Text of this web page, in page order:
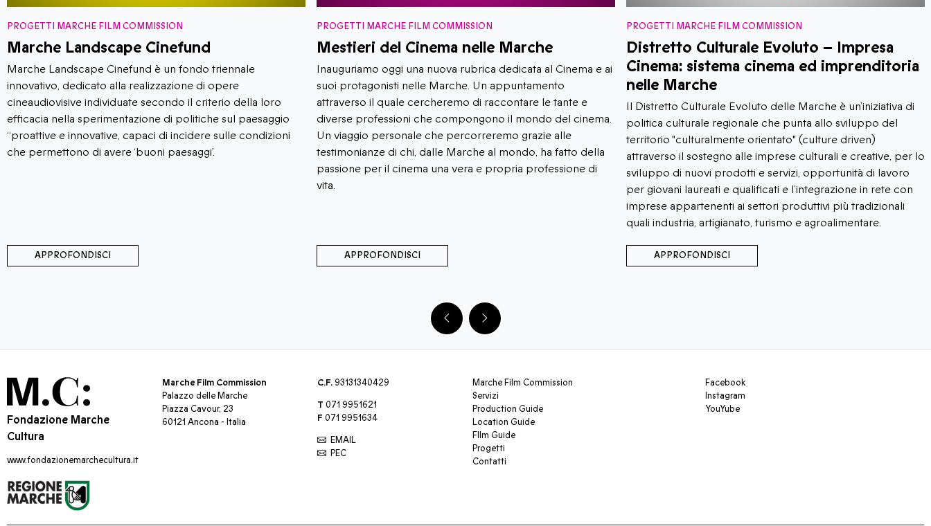
PROGETTI MARCHE FILM COMMISSION
Marche Landscape Cinefund
Marche Landscape Cinefund è un fondo triennale
innovativo, dedicato alla realizzazione di opere
cineaudiovisive individuate secondo il criterio della loro
efficacia nella sperimentazione di politiche sul paesaggio
“proattive e innovative, capaci di incidere sulle condizioni
che permettono di avere ‘buoni paesaggi’.
APPROFONDISCI
PROGETTI MARCHE FILM COMMISSION
Mestieri del Cinema nelle Marche
Inauguriamo oggi una nuova rubrica dedicata al Cinema e ai
suoi protagonisti nelle Marche. Un appuntamento
attraverso il quale cercheremo di raccontare le tante e
diverse professioni che compongono il mondo del cinema.
Un viaggio personale che percorreremo grazie alle
testimonianze di chi, dalle Marche al mondo, ha fatto della
passione per il cinema una vera e propria professione di
vita.
APPROFONDISCI
PROGETTI MARCHE FILM COMMISSION
Distretto Culturale Evoluto – Impresa
Cinema: sistema cinema ed imprenditoria
nelle Marche
Il Distretto Culturale Evoluto delle Marche è un’iniziativa di
politica culturale regionale che punta allo sviluppo del
territorio "culturalmente orientato" (culture driven)
attraverso il sostegno alle imprese culturali e creative, per lo
sviluppo di nuovi prodotti e servizi, opportunità di lavoro
per giovani laureati e qualificati e l’integrazione in rete con
imprese appartenenti ai settori produttivi più tradizionali
quali industria, artigianato, turismo e agroalimentare.
APPROFONDISCI
Fondazione Marche
Cultura
www.fondazionemarchecultura.it
Marche Film Commission
Palazzo delle Marche
Piazza Cavour, 23
60121 Ancona - Italia
C.F.93131340429
T 071 9951621
F 071 9951634
EMAIL
PEC
Marche Film Commission
Servizi
Production Guide
Location Guide
FIlm Guide
Progetti
Contatti
Facebook
Instagram
YouYube